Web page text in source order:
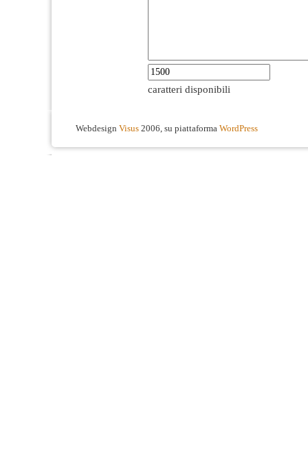
caratteri disponibili
Webdesign Visus 2006, su piattaforma WordPress